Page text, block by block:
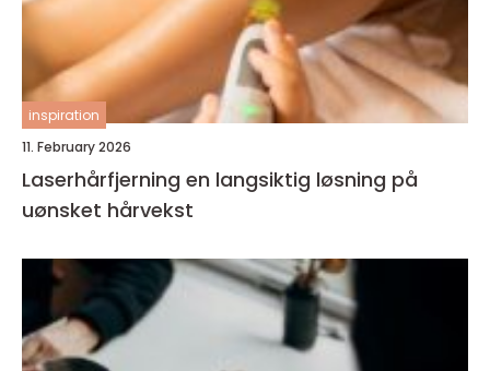
inspiration
11. February 2026
Laserhårfjerning en langsiktig løsning på
uønsket hårvekst